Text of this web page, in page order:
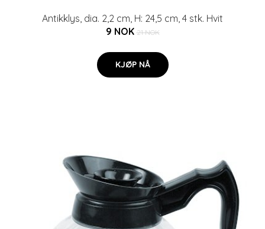
Antikklys, dia. 2,2 cm, H: 24,5 cm, 4 stk. Hvit
9 NOK 21 NOK
KJØP NÅ